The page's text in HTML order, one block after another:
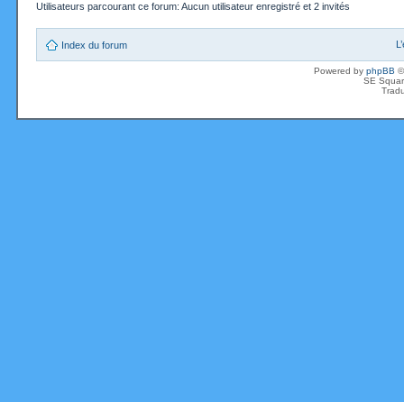
Utilisateurs parcourant ce forum: Aucun utilisateur enregistré et 2 invités
Index du forum
Powered by phpBB
SE